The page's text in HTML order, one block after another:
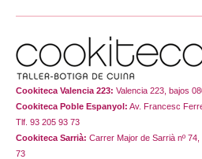
Cookiteca Valencia 223: Valencia 223, bajos
Cookiteca Poble Espanyol: Av. Francesc
Tlf. 93 205 93 73
Cookiteca Sarrià: Carrer Major de Sarrià nº
73